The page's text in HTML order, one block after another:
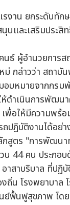
ธ์ ผู้อำนวยการ
ม่ กล่าวว่า สถา
มอบหมายจากกร
ห้ดำเนินการพัฒน
พื่อให้มีความพร้อ
ปฏิบัติงานได้อย่า
สูตร "การพัฒนา
44 คน ประกอบ
าสาบริบาล ที่ปฏิ
ถิ่น โรงพยาบาล
นย์ฟื้นฟูสุขภาพ โ